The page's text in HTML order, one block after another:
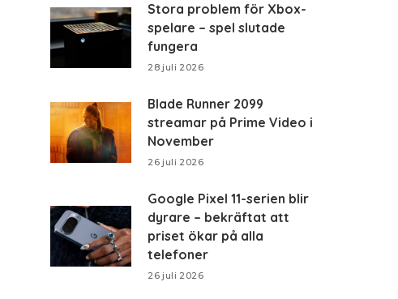
Stora problem för Xbox-
spelare – spel slutade
fungera
28 juli 2026
Blade Runner 2099
streamar på Prime Video i
November
26 juli 2026
Google Pixel 11-serien blir
dyrare – bekräftat att
priset ökar på alla
telefoner
26 juli 2026